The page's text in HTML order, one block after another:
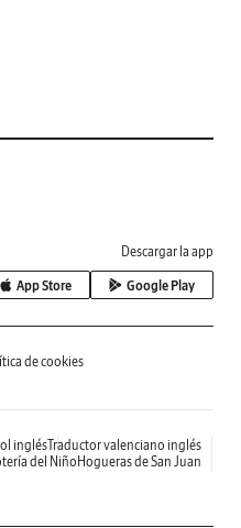
Descargar la app
App Store Google Play
de cookies
inglésTraductor valenciano inglés
del Niño Hogueras de San Juan